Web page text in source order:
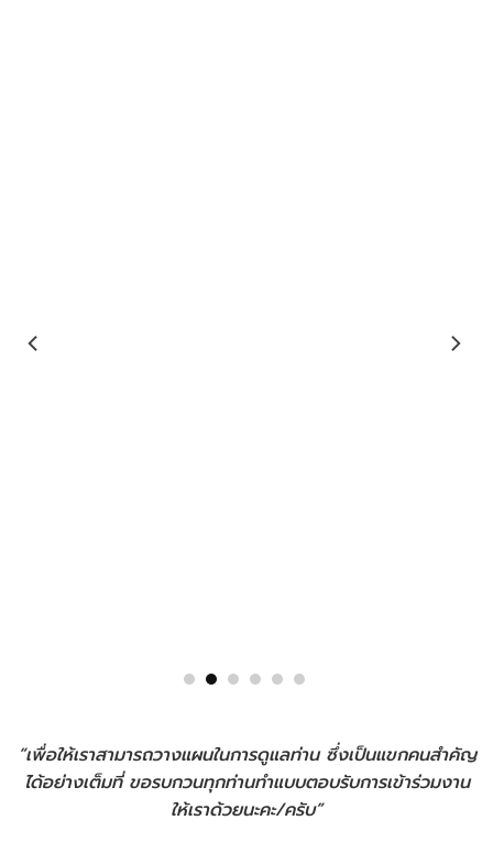
“เพื่อให้เราสามารถวางแผนในการดูแลท่าน ซึ่งเป็นแขกคนสำคัญ
ได้อย่างเต็มที่ ขอรบกวนทุกท่านทำแบบตอบรับการเข้าร่วมงาน
ให้เราด้วยนะคะ/ครับ”